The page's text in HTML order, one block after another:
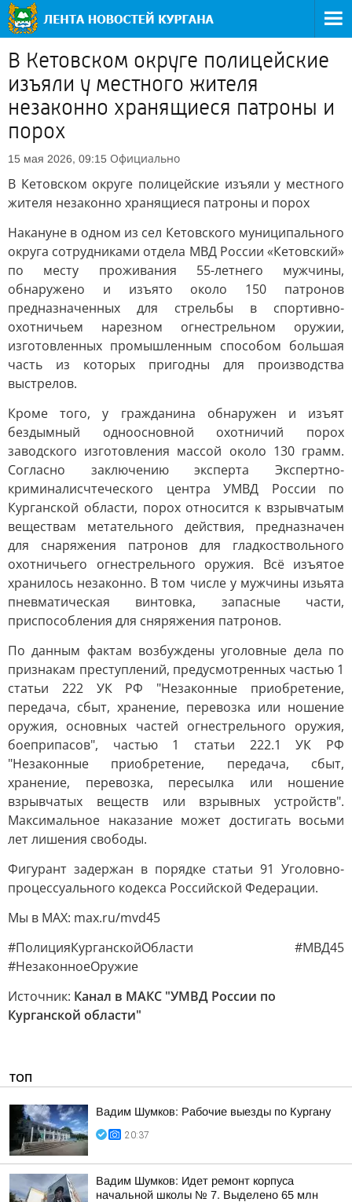
В Кетовском округе полицейские
изъяли у местного жителя
незаконно хранящиеся патроны и
порох
15 мая 2026, 09:15 Официально
В Кетовском округе полицейские изъяли у местного
жителя незаконно хранящиеся патроны и порох
Накануне в одном из сел Кетовского муниципального
округа сотрудниками отдела МВД России «Кетовский»
по месту проживания 55-летнего мужчины,
обнаружено и изъято около 150 патронов
предназначенных для стрельбы в спортивно-
охотничьем нарезном огнестрельном оружии,
изготовленных промышленным способом большая
часть из которых пригодны для производства
выстрелов.
Кроме того, у гражданина обнаружен и изъят
бездымный одноосновной охотничий порох
заводского изготовления массой около 130 грамм.
Согласно заключению эксперта Экспертно-
криминалисчтеческого центра УМВД России по
Курганской области, порох относится к взрывчатым
веществам метательного действия, предназначен
для снаряжения патронов для гладкоствольного
охотничьего огнестрельного оружия. Всё изъятое
хранилось незаконно. В том числе у мужчины изьята
пневматическая винтовка, запасные части,
приспособления для сняряжения патронов.
По данным фактам возбуждены уголовные дела по
признакам преступлений, предусмотренных частью 1
статьи 222 УК РФ "Незаконные приобретение,
передача, сбыт, хранение, перевозка или ношение
оружия, основных частей огнестрельного оружия,
боеприпасов", частью 1 статьи 222.1 УК РФ
"Незаконные приобретение, передача, сбыт,
хранение, перевозка, пересылка или ношение
взрывчатых веществ или взрывных устройств".
Максимальное наказание может достигать восьми
лет лишения свободы.
Фигурант задержан в порядке статьи 91 Уголовно-
процессуального кодекса Российской Федерации.
Мы в MAX: max.ru/mvd45
#ПолицияКурганскойОбласти #МВД45
#НезаконноеОружие
Источник: Канал в МАКС "УМВД России по
Курганской области"
ТОП
Вадим Шумков: Рабочие выезды по Кургану
20:37
Вадим Шумков: Идет ремонт корпуса
начальной школы № 7. Выделено 65 млн